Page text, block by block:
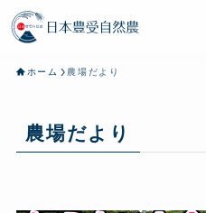
ホーム 農場だより
農場だより